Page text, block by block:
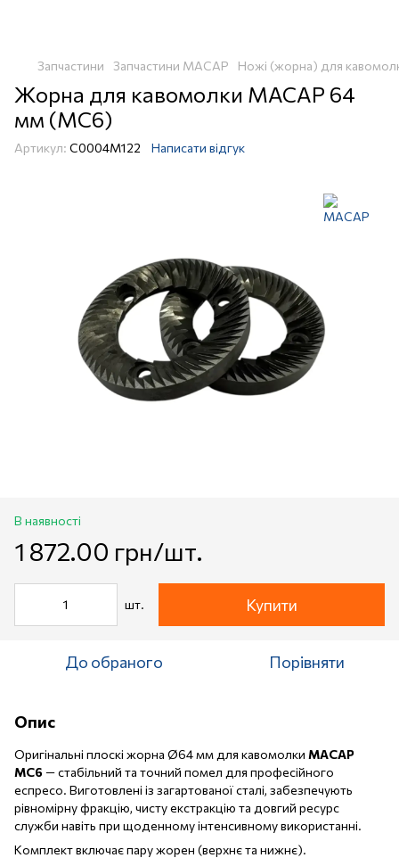
Запчастини Запчастини MACAP Ножі (жорна) для
Жорна для кавомолки MACAP 64
мм (MC6)
Артикул: C0004M122 Написати відгук
В наявності
1 872.00 грн/шт.
шт. Купити
До обраного Порівняти
Опис
Оригінальні плоскі жорна Ø64 мм для кавомолки MACAP
MC6 — стабільний та точний помел для професійного
еспресо. Виготовлені із загартованої сталі, забезпечують
рівномірну фракцію, чисту екстракцію та довгий ресурс
служби навіть при щоденному інтенсивному використанні.
Комплект включає пару жорен (верхнє та нижнє).